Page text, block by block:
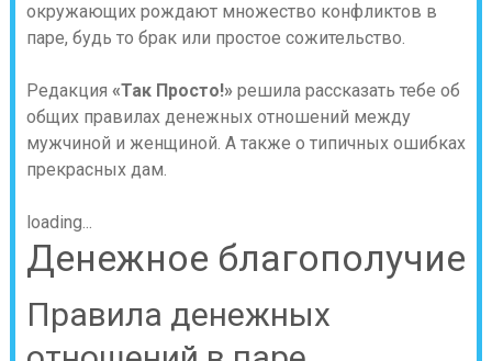
окружающих рождают множество конфликтов в
паре, будь то брак или простое сожительство.
Редакция «Так Просто!»решила рассказать тебе об
общих правилах денежных отношений между
мужчиной и женщиной. А также о типичных ошибках
прекрасных дам.
loading...
Денежное благополучие
Правила денежных